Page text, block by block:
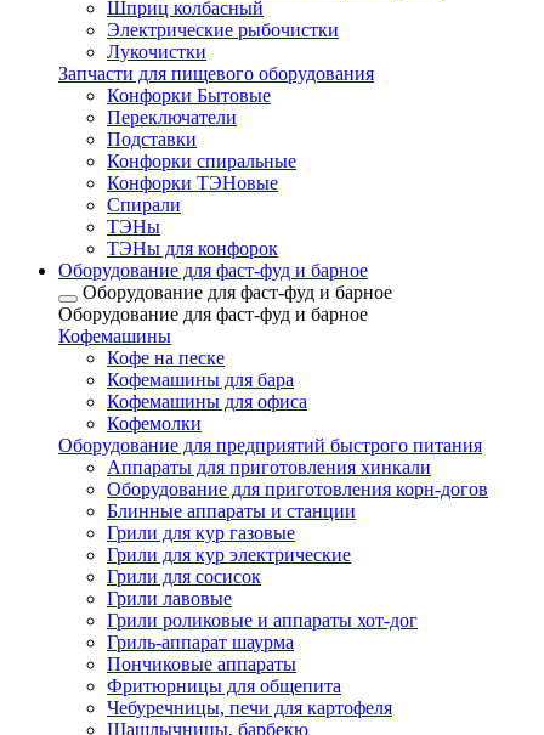
Шприц колбасный
Электрические рыбочистки
Лукочистки
Запчасти для пищевого оборудования
Конфорки Бытовые
Переключатели
Подставки
Конфорки спиральные
Конфорки ТЭНовые
Спирали
ТЭНы
ТЭНы для конфорок
Оборудование для фаст-фуд и барное
Оборудование для фаст-фуд и барное
Оборудование для фаст-фуд и барное
Кофемашины
Кофе на песке
Кофемашины для бара
Кофемашины для офиса
Кофемолки
Оборудование для предприятий быстрого питания
Аппараты для приготовления хинкали
Оборудование для приготовления корн-догов
Блинные аппараты и станции
Грили для кур газовые
Грили для кур электрические
Грили для сосисок
Грили лавовые
Грили роликовые и аппараты хот-дог
Гриль-аппарат шаурма
Пончиковые аппараты
Фритюрницы для общепита
Чебуречницы, печи для картофеля
Шашлычницы, барбекю